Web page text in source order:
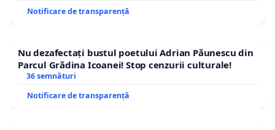
Notificare de transparență
Nu dezafectați bustul poetului Adrian Păunescu din
Parcul Grădina Icoanei! Stop cenzurii culturale!
36 semnături
Notificare de transparență